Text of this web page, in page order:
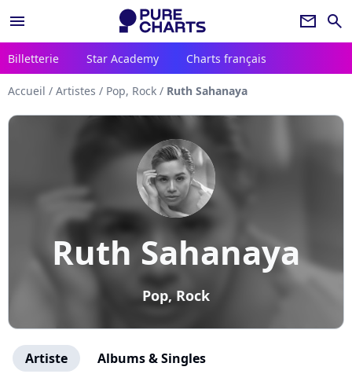
menu newsletter search
Billetterie Star Academy Charts français
Accueil / Artistes / Pop, Rock / Ruth Sahanaya
Ruth Sahanaya
Pop, Rock
Artiste Albums & Singles